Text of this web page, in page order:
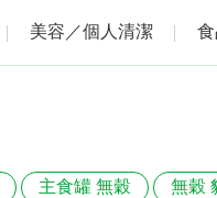
美容／個人清潔
主食罐 無穀 無穀